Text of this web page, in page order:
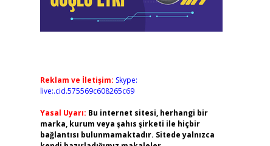
Reklam ve İletişim: Skype:
live:.cid.575569c608265c69
Yasal Uyarı: Bu internet sitesi, herhangi bir
marka, kurum veya şahıs şirketi ile hiçbir
bağlantısı bulunmamaktadır. Sitede yalnızca